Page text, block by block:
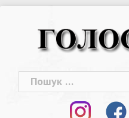
Пошук: